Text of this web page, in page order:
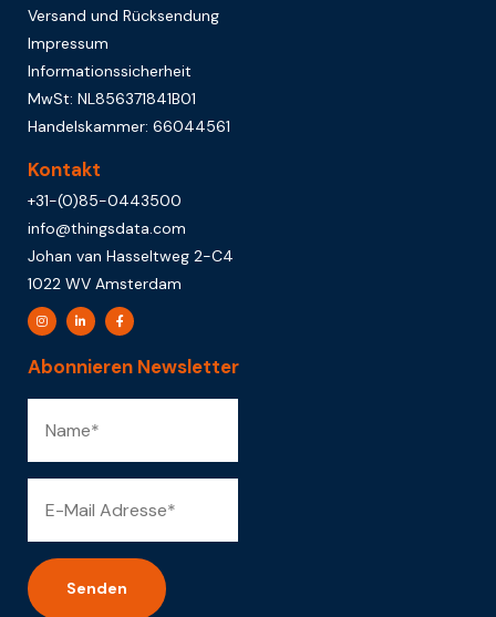
Versand und Rücksendung
Impressum
Informationssicherheit
MwSt: NL856371841B01
Handelskammer: 66044561
Kontakt
+31-(0)85-0443500
info@thingsdata.com
Johan van Hasseltweg 2-C4
1022 WV Amsterdam
Abonnieren Newsletter